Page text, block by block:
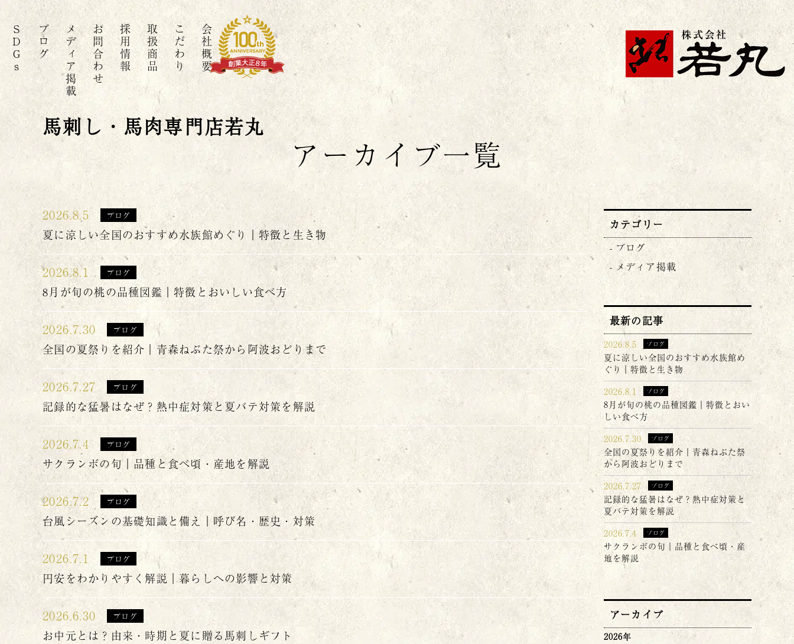
株式会社若丸
会社概要
こだわり
取扱商品
採用情報
お問合わせ
メディア掲載
ブログ
SDGs
馬刺し・馬肉専門店若丸
アーカイブ一覧
2026.8.5 ブログ
夏に涼しい全国のおすすめ水族館めぐり｜特徴と生き物
2026.8.1 ブログ
8月が旬の桃の品種図鑑｜特徴とおいしい食べ方
2026.7.30 ブログ
全国の夏祭りを紹介｜青森ねぶた祭から阿波おどりまで
2026.7.27 ブログ
記録的な猛暑はなぜ？熱中症対策と夏バテ対策を解説
2026.7.4 ブログ
サクランボの旬｜品種と食べ頃・産地を解説
2026.7.2 ブログ
台風シーズンの基礎知識と備え｜呼び名・歴史・対策
2026.7.1 ブログ
円安をわかりやすく解説｜暮らしへの影響と対策
2026.6.30 ブログ
お中元とは？由来・時期と夏に贈る馬刺しギフト
カテゴリー
ブログ
メディア掲載
最新の記事
2026.8.5 ブログ
夏に涼しい全国のおすすめ水族館め
ぐり｜特徴と生き物
2026.8.1
ブログ
8月が旬の桃の品種図鑑｜特徴とおい
しい食べ方
2026.7.30
ブログ
全国の夏祭りを紹介｜青森ねぶた祭
から阿波おどりまで
2026.7.27
ブログ
記録的な猛暑はなぜ？熱中症対策と
夏バテ対策を解説
2026.7.4
ブログ
サクランボの旬｜品種と食べ頃・産
地を解説
アーカイブ
2026年